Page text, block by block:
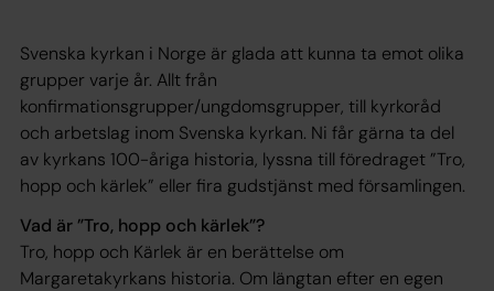
Svenska kyrkan i Norge är glada att kunna ta emot olika
grupper varje år. Allt från
konfirmationsgrupper/ungdomsgrupper, till kyrkoråd
och arbetslag inom Svenska kyrkan. Ni får gärna ta del
av kyrkans 100-åriga historia, lyssna till föredraget ”Tro,
hopp och kärlek” eller fira gudstjänst med församlingen.
Vad är ”Tro, hopp och kärlek”?
Tro, hopp och Kärlek är en berättelse om
Margaretakyrkans historia. Om längtan efter en egen